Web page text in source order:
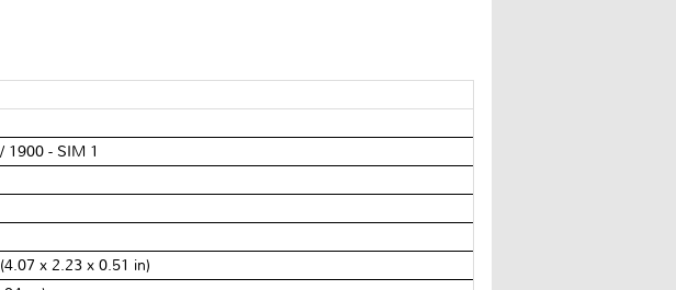
1900 - SIM 1
x 2.23 x 0.51 in)